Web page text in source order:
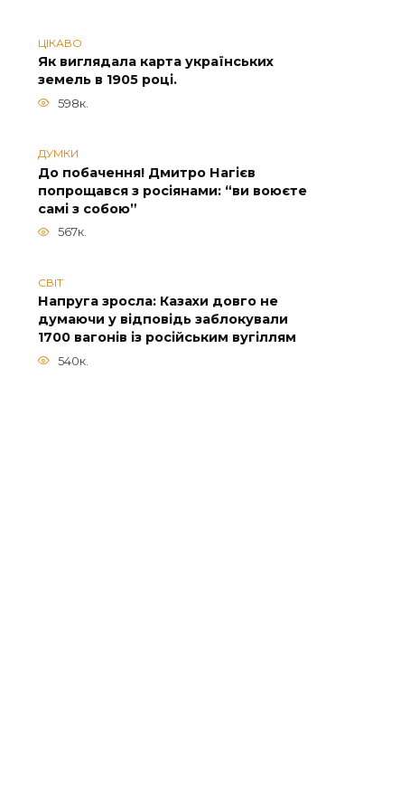
ЦІКАВО
Як виглядала карта українських
земель в 1905 році.
598к.
ДУМКИ
До побачення! Дмитро Нагієв
попрощався з росіянами: “ви воюєте
самі з собою”
567к.
СВІТ
Напруга зросла: Казахи довго не
думаючи у відповідь заблокували
1700 вагонів із російським вугіллям
540к.